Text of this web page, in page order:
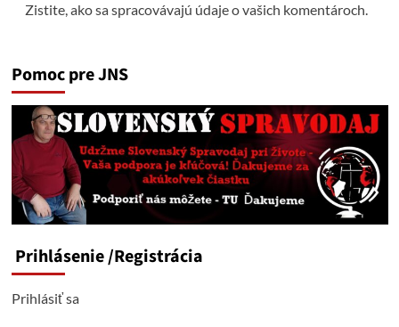
Zistite, ako sa spracovávajú údaje o vašich komentároch.
Pomoc pre JNS
Prihlásenie/Registrácia
Prihlásiť sa